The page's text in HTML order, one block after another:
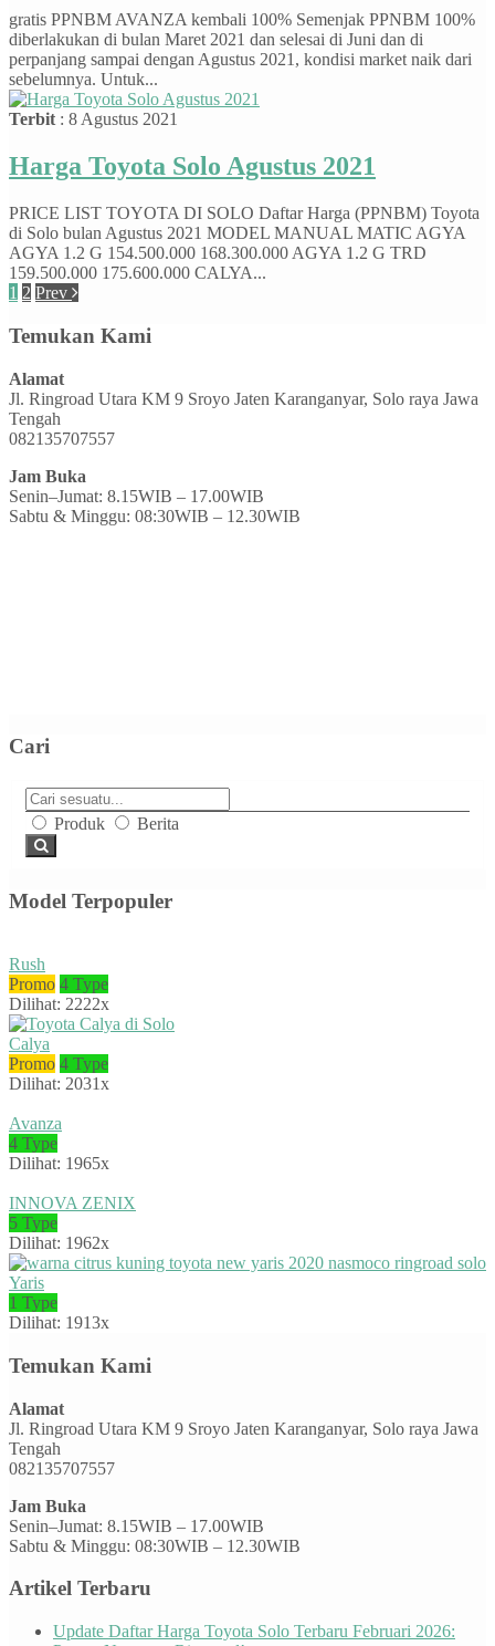
gratis PPNBM AVANZA kembali 100% Semenjak PPNBM 100%
diberlakukan di bulan Maret 2021 dan selesai di Juni dan di
perpanjang sampai dengan Agustus 2021, kondisi market naik dari
sebelumnya. Untuk...
Terbit: 8 Agustus 2021
Harga Toyota Solo Agustus 2021
PRICE LIST TOYOTA DI SOLO Daftar Harga (PPNBM) Toyota
di Solo bulan Agustus 2021 MODEL MANUAL MATIC AGYA
AGYA 1.2 G 154.500.000 168.300.000 AGYA 1.2 G TRD
159.500.000 175.600.000 CALYA...
1 2 Prev
Temukan Kami
Alamat
Jl. Ringroad Utara KM 9 Sroyo Jaten Karanganyar, Solo raya Jawa
Tengah
082135707557
Jam Buka
Senin–Jumat: 8.15WIB – 17.00WIB
Sabtu & Minggu: 08:30WIB – 12.30WIB
Cari
Produk Berita
Model Terpopuler
Rush
Promo 4 Type
Dilihat: 2222x
Calya
Promo 4 Type
Dilihat: 2031x
Avanza
4 Type
Dilihat: 1965x
INNOVA ZENIX
5 Type
Dilihat: 1962x
Yaris
1 Type
Dilihat: 1913x
Temukan Kami
Alamat
Jl. Ringroad Utara KM 9 Sroyo Jaten Karanganyar, Solo raya Jawa
Tengah
082135707557
Jam Buka
Senin–Jumat: 8.15WIB – 17.00WIB
Sabtu & Minggu: 08:30WIB – 12.30WIB
Artikel Terbaru
Update Daftar Harga Toyota Solo Terbaru Februari 2026: